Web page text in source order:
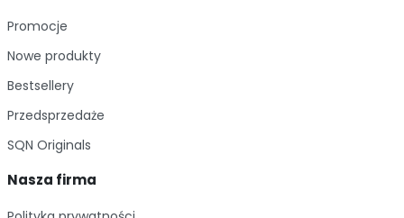
dziedziny.
Promocje
Nowe produkty
Bestsellery
Przedsprzedaże
SQN Originals
Nasza firma